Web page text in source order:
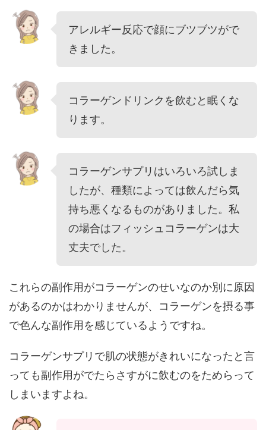
アレルギー反応で顔にブツブツがで
きました。
コラーゲンドリンクを飲むと眠くな
ります。
コラーゲンサプリはいろいろ試しま
したが、種類によっては飲んだら気
持ち悪くなるものがありました。私
の場合はフィッシュコラーゲンは大
丈夫でした。
これらの副作用がコラーゲンのせいなのか別に原因
があるのかはわかりませんが、コラーゲンを摂る事
で色んな副作用を感じているようですね。
コラーゲンサプリで肌の状態がきれいになったと言
っても副作用がでたらさすがに飲むのをためらって
しまいますよね。